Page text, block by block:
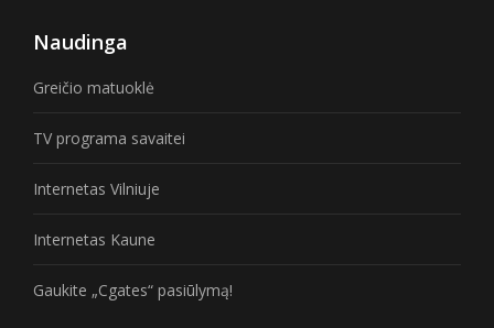
Naudinga
Greičio matuoklė
TV programa savaitei
Internetas Vilniuje
Internetas Kaune
Gaukite „Cgates“ pasiūlymą!